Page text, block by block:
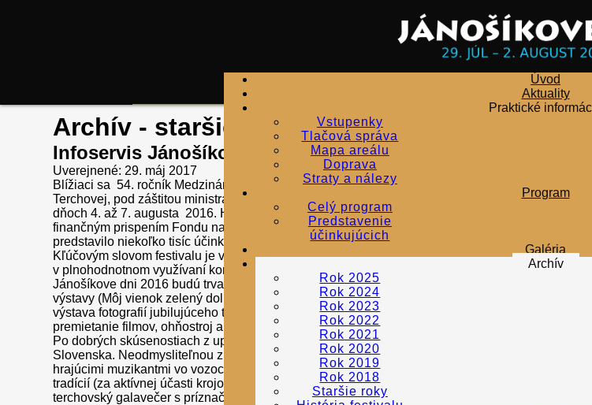
Úvod
Aktuality
Praktické
Vstupenky
Tlačová správa
Mapa areálu
Doprava
Straty a nálezy
Program
Celý program
Predstavenie
účinkujúcich
Galéria
Archív
Rok 2025
Rok 2024
Rok 2023
Rok 2022
Rok 2021
Rok 2020
Rok 2019
Rok 2018
Staršie roky
Archív - staršie roky
Infoservis Jánošíkových dní 2016
Uverejnené: 29. máj 2017
Blížiaci sa 54. ročník Medzinárodného folklórneho festivalu Jánošíkove dni v
Terchovej, pod záštitou ministra kultúry SR Mareka Maďariča, sa uskutoční v
dňoch 4. až 7. augusta 2016. Hlavným organizátorom podujatia je Obec Terchová,
finančným prispením Fondu na podporu umenia. Už celé štvrťstoročie má tento populárny a
predstavilo niekoľko tisíc účinkujúcich z vyše 30 krajín sveta.
Kľúčovým slovom festivalu je v tomto roku kontinuita ako zdôraznenie princípu nepretržitého
v plnohodnotnom využívaní komplexného ľudského, tvorivého a prírodného potenciálu Terchovej
Jánošíkove dni 2016 budú trvať štyri dni a organizátori pripravili tradične bohatý a pestrý
výstavy (Môj vienok zelený dolu vodou padá... – vernisáž v Makovického dome v Žiline je
výstava fotografií jubilujúceho tvorcu Milana Kosca), prezentácie ľudových remesiel, divadelné
premietanie filmov, ohňostroj a iné sprievodné akcie. Osobitne sa treba zmieniť o pokuse
Po dobrých skúsenostiach z uplynulých rokov sa opätovne uskutoční Tanečný dom,
Slovenska. Neodmysliteľnou zložkou záverečného dňa Jánošíkových dní býva od roku 1968
hrajúcimi muzikantmi vo vozoch. Ako je všeobecne známe, ide o erbové podujatie
tradícií (za aktívnej účasti krojovaných muzikantov a spevákov z domova i zo sveta).
terchovský galavečer s príznačným názvom „Hrajže mi muzička, nebeský andele...“, v rámci